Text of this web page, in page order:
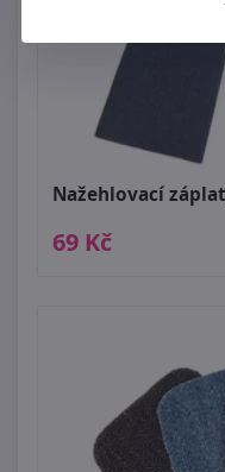
Nažehlovací
69 Kč